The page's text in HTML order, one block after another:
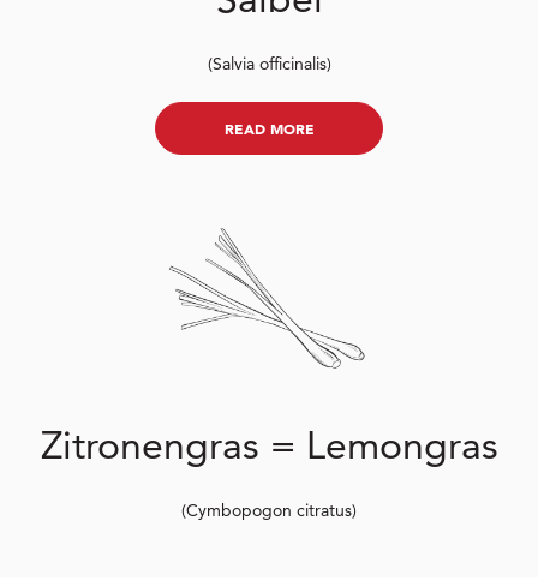
(Salvia officinalis)
READ MORE
Zitronengras = Lemongras
(Cymbopogon citratus)